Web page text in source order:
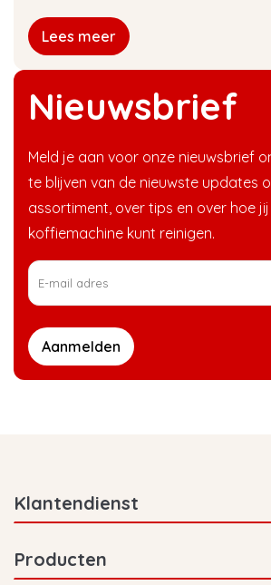
Nieuwsbrief
Meld je aan voor onze nieuwsbrief
te blijven van de nieuwste updates
assortiment, over tips en over hoe
koffiemachine kunt reinigen.
Aanmelden
Lees meer
Klantendienst
Producten